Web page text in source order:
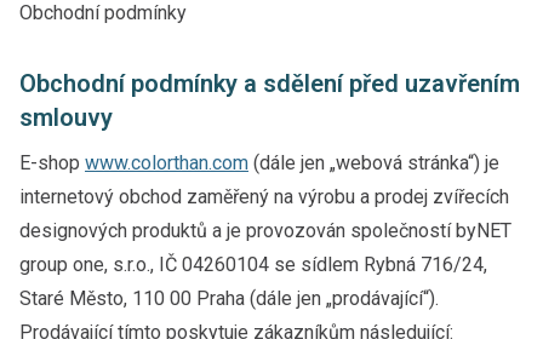
Obchodní podmínky
Obchodní podmínky a sdělení před uzavřením
smlouvy
E-shop www.colorthan.com (dále jen „webová stránka“) je
internetový obchod zaměřený na výrobu a prodej zvířecích
designových produktů a je provozován společností byNET
group one, s.r.o., IČ 04260104 se sídlem Rybná 716/24,
Staré Město, 110 00 Praha (dále jen „prodávající“).
Prodávající tímto poskytuje zákazníkům následující: